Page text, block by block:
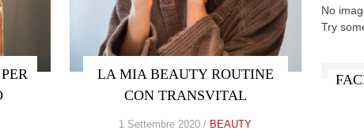
LA MIA BEAUTY ROUTINE
CON TRANSVITAL
1 Settembre 2020 / BEAUTY
No
Try